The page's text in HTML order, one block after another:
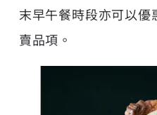
末早午餐時段亦可以
賣品項。